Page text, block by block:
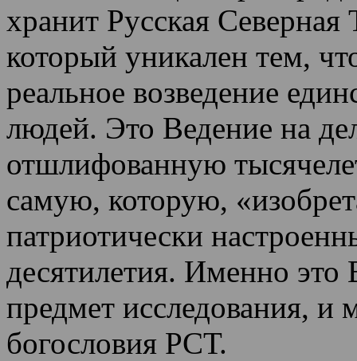
хранит Русская
который уникален тем,
реальное возведение
людей. Это Ведение на
отшлифованную
самую, которую,
патриотически
десятилетия. Именно это
предмет исследования, и
богословия РСТ.